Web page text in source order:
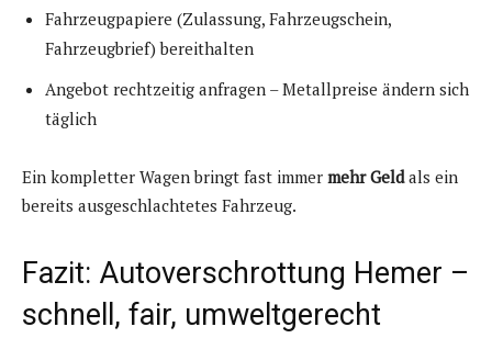
Fahrzeugpapiere (Zulassung, Fahrzeugschein,
Fahrzeugbrief) bereithalten
Angebot rechtzeitig anfragen – Metallpreise ändern sich
täglich
Ein kompletter Wagen bringt fast immer mehr Geldals ein
bereits ausgeschlachtetes Fahrzeug.
Fazit: Autoverschrottung Hemer –
schnell, fair, umweltgerecht